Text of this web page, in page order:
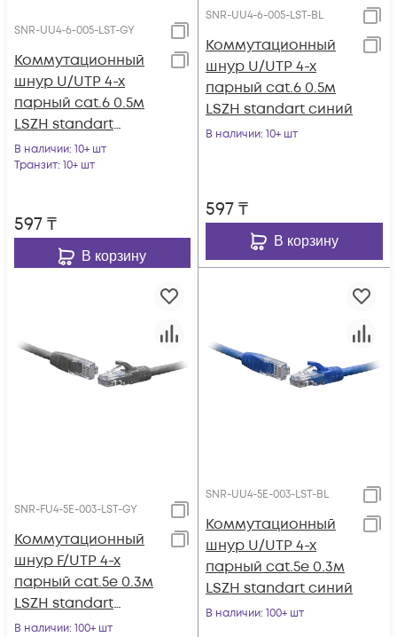
SNR-UU4-6-005-LST-GY
Коммутационный
шнур U/UTP 4-х
парный cat.6 0.5м
LSZH standart
серый
В наличии: 10+ шт
Транзит: 10+ шт
597₸
В корзину
SNR-UU4-6-005-LST-BL
Коммутационный
шнур U/UTP 4-х
парный cat.6 0.5м
LSZH standart синий
В наличии: 10+ шт
597₸
В корзину
SNR-FU4-5E-003-LST-GY
Коммутационный
шнур F/UTP 4-х
парный cat.5e 0.3м
LSZH standart
серый
В наличии: 100+ шт
SNR-UU4-5E-003-LST-BL
Коммутационный
шнур U/UTP 4-х
парный cat.5e 0.3м
LSZH standart синий
В наличии: 100+ шт